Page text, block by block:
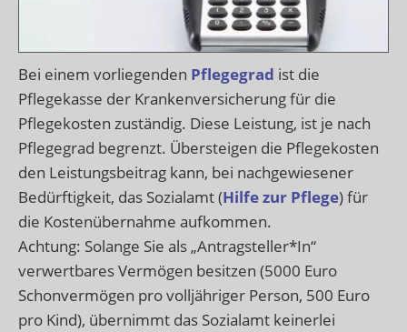
Bei einem vorliegenden Pflegegrad ist die
Pflegekasse der Krankenversicherung für die
Pflegekosten zuständig. Diese Leistung, ist je nach
Pflegegrad begrenzt. Übersteigen die Pflegekosten
den Leistungsbeitrag kann, bei nachgewiesener
Bedürftigkeit, das Sozialamt (Hilfe zur Pflege) für
die Kostenübernahme aufkommen.
Achtung: Solange Sie als „Antragsteller*In“
verwertbares Vermögen besitzen (5000 Euro
Schonvermögen pro volljähriger Person, 500 Euro
pro Kind), übernimmt das Sozialamt keinerlei